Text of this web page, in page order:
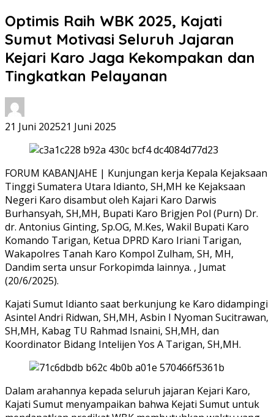
Optimis Raih WBK 2025, Kajati
Sumut Motivasi Seluruh Jajaran
Kejari Karo Jaga Kekompakan dan
Tingkatkan Pelayanan
21 Juni 202521 Juni 2025
FORUM KABANJAHE | Kunjungan kerja Kepala Kejaksaan
Tinggi Sumatera Utara Idianto, SH,MH ke Kejaksaan
Negeri Karo disambut oleh Kajari Karo Darwis
Burhansyah, SH,MH, Bupati Karo Brigjen Pol (Purn) Dr.
dr. Antonius Ginting, Sp.OG, M.Kes, Wakil Bupati Karo
Komando Tarigan, Ketua DPRD Karo Iriani Tarigan,
Wakapolres Tanah Karo Kompol Zulham, SH, MH,
Dandim serta unsur Forkopimda lainnya. , Jumat
(20/6/2025).
Kajati Sumut Idianto saat berkunjung ke Karo didampingi
Asintel Andri Ridwan, SH,MH, Asbin I Nyoman Sucitrawan,
SH,MH, Kabag TU Rahmad Isnaini, SH,MH, dan
Koordinator Bidang Intelijen Yos A Tarigan, SH,MH.
Dalam arahannya kepada seluruh jajaran Kejari Karo,
Kajati Sumut menyampaikan bahwa Kejati Sumut untuk